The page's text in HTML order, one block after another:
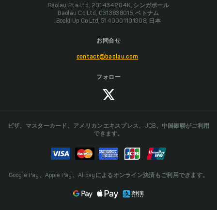
Baolau Pte Ltd, 201434204K, シンガポール
Baolau Co Ltd, 0313838015, ベトナム
Boeki Up Co Ltd, 5140001101308, 日本
お問合せ
contact@baolau.com
フォロー
ビザ、マスターカード、アメリカンエキスプレス、JCB、中国銀聯がご利用
できます。
Google Pay、Apple Pay、Alipayによるオンライン決済もご利用できます。